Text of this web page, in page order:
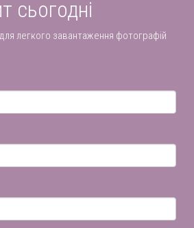
сьогодні
легкого завантаження фотографій